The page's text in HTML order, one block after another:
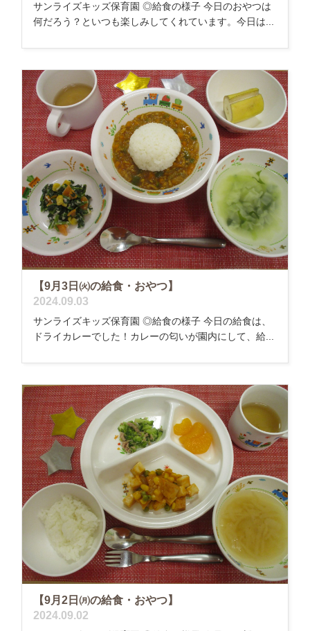
サンライズキッズ保育園 ◎給食の様子 今日のおやつは
何だろう？といつも楽しみしてくれています。今日は...
【9月3日㈫の給食・おやつ】
2024.09.03
サンライズキッズ保育園 ◎給食の様子 今日の給食は、
ドライカレーでした！カレーの匂いが園内にして、給...
【9月2日㈪の給食・おやつ】
2024.09.02